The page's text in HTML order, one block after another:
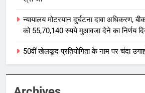
न्यायालय मोटरयान दुर्घटना दावा अधिकरण,
को 55,70,140 रुपये मुआवजा देने का निर्णय
50वीं खेलकूद प्रतियोगिता के नाम पर चंदा